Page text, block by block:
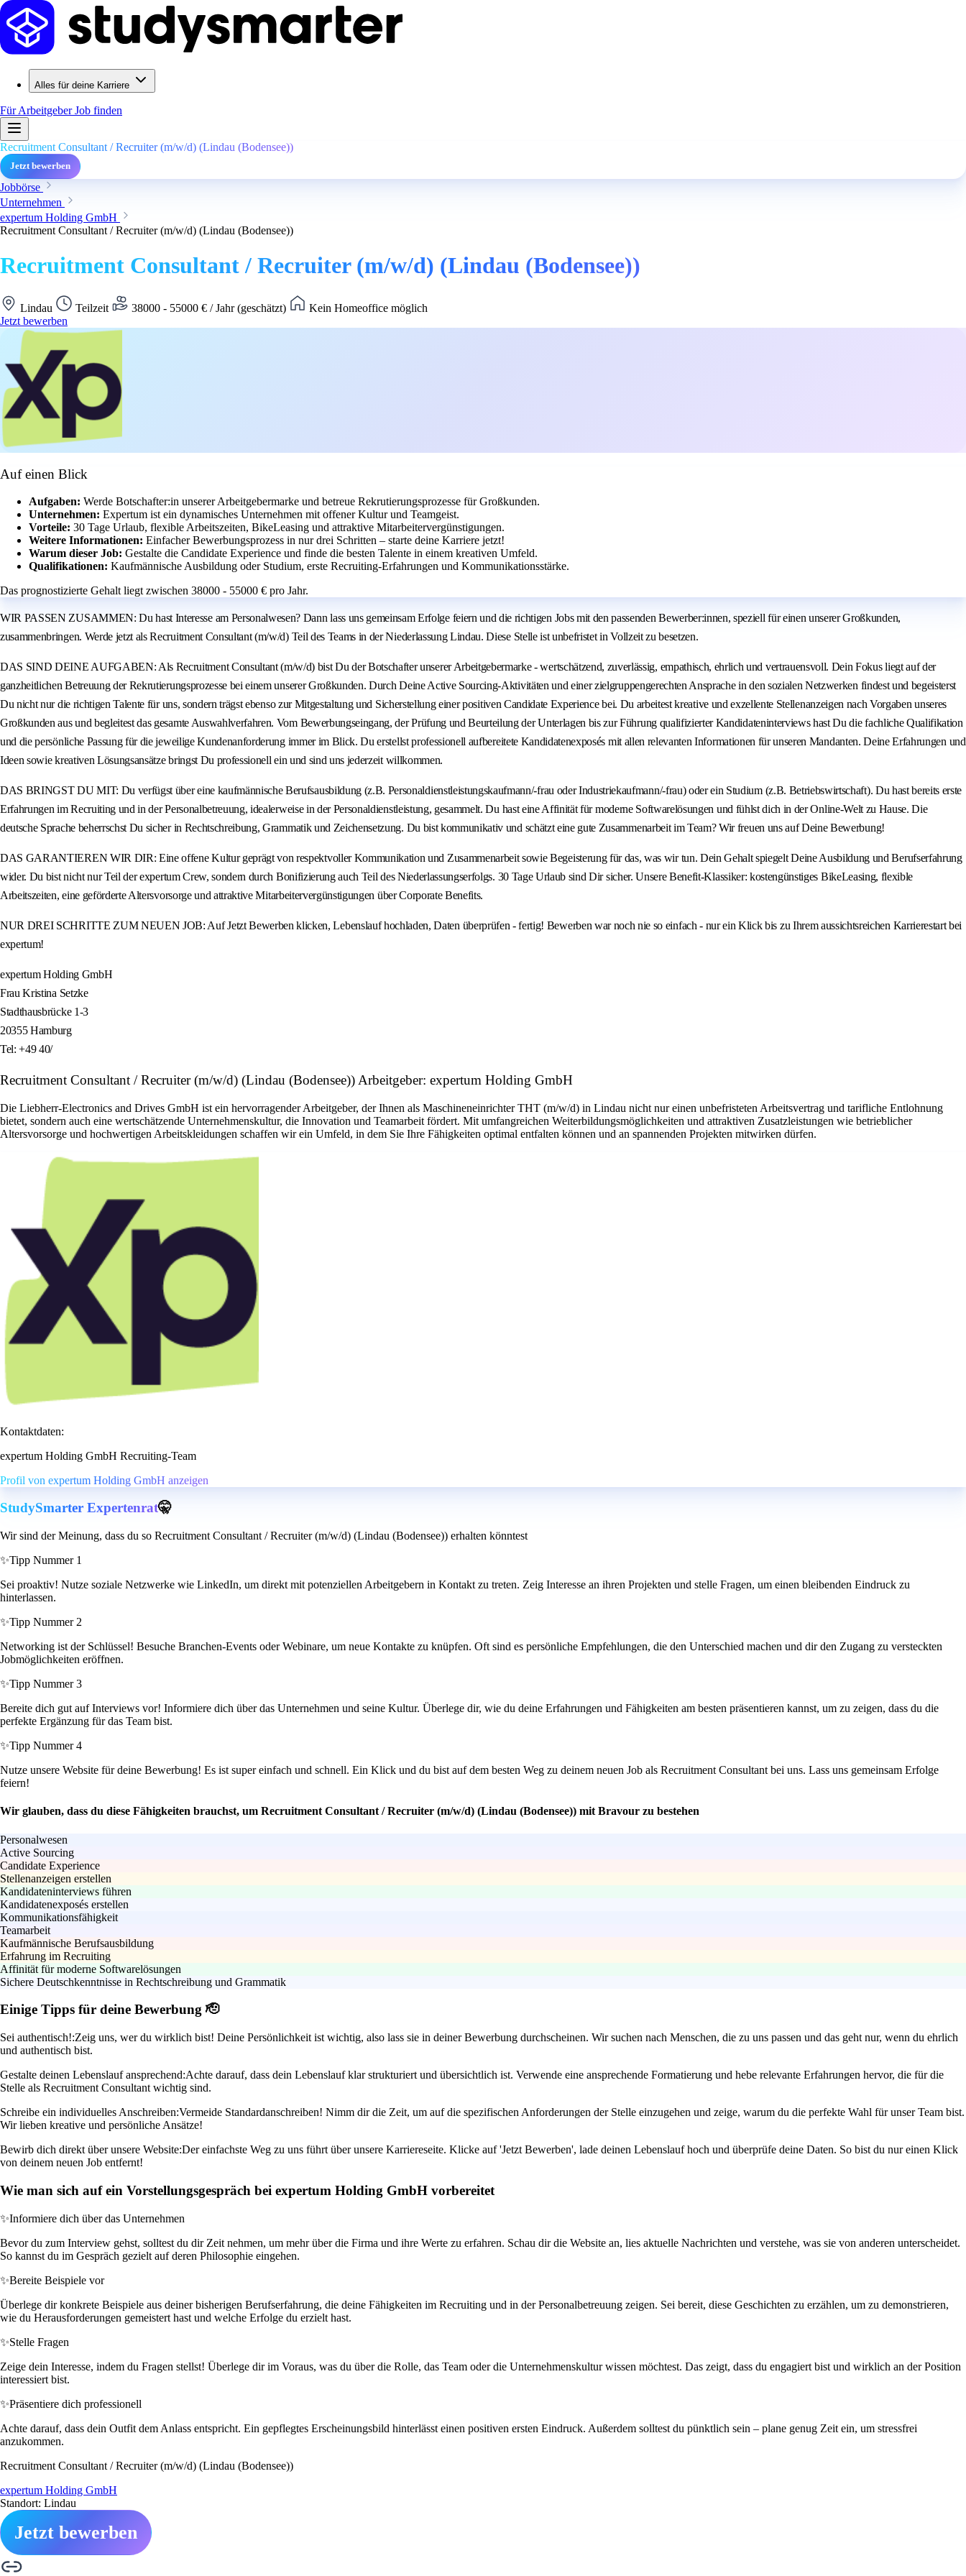
Alles für deine Karriere
Für ArbeitgeberJob finden
Recruitment Consultant / Recruiter (m/w/d) (Lindau (Bodensee))
Jetzt bewerben
Jobbörse
Unternehmen
expertum Holding GmbH
Recruitment Consultant / Recruiter (m/w/d) (Lindau (Bodensee))
Recruitment Consultant / Recruiter (m/w/d) (Lindau (Bodensee))
Lindau Teilzeit 38000 - 55000 € / Jahr (geschätzt)
Kein Homeoffice möglich
Jetzt bewerben
Auf einen Blick
Aufgaben: Werde Botschafter:in unserer Arbeitgebermarke und betreue Rekrutierungsprozesse für Großkunden.
Unternehmen: Expertum ist ein dynamisches Unternehmen mit offener Kultur und Teamgeist.
Vorteile: 30 Tage Urlaub, flexible Arbeitszeiten, BikeLeasing und attraktive Mitarbeitervergünstigungen.
Weitere Informationen: Einfacher Bewerbungsprozess in nur drei Schritten – starte deine Karriere jetzt!
Warum dieser Job: Gestalte die Candidate Experience und finde die besten Talente in einem kreativen Umfeld.
Qualifikationen: Kaufmännische Ausbildung oder Studium, erste Recruiting-Erfahrungen und Kommunikationsstärke.
Das prognostizierte Gehalt liegt zwischen 38000 - 55000 € pro Jahr.
WIR PASSEN ZUSAMMEN: Du hast Interesse am Personalwesen? Dann lass uns gemeinsam Erfolge feiern und die richtigen Jobs mit den passenden Bewerber:innen, speziell für einen unserer Großkunden,
zusammenbringen. Werde jetzt als Recruitment Consultant (m/w/d) Teil des Teams in der Niederlassung Lindau. Diese Stelle ist unbefristet in Vollzeit zu besetzen.
DAS SIND DEINE AUFGABEN: Als Recruitment Consultant (m/w/d) bist Du der Botschafter unserer Arbeitgebermarke - wertschätzend, zuverlässig, empathisch, ehrlich und vertrauensvoll. Dein Fokus liegt auf der
ganzheitlichen Betreuung der Rekrutierungsprozesse bei einem unserer Großkunden. Durch Deine Active Sourcing-Aktivitäten und einer zielgruppengerechten Ansprache in den sozialen Netzwerken findest und begeisterst
Du nicht nur die richtigen Talente für uns, sondern trägst ebenso zur Mitgestaltung und Sicherstellung einer positiven Candidate Experience bei. Du arbeitest kreative und exzellente Stellenanzeigen nach Vorgaben unseres
Großkunden aus und begleitest das gesamte Auswahlverfahren. Vom Bewerbungseingang, der Prüfung und Beurteilung der Unterlagen bis zur Führung qualifizierter Kandidateninterviews hast Du die fachliche Qualifikation
und die persönliche Passung für die jeweilige Kundenanforderung immer im Blick. Du erstellst professionell aufbereitete Kandidatenexposés mit allen relevanten Informationen für unseren Mandanten. Deine Erfahrungen und
Ideen sowie kreativen Lösungsansätze bringst Du professionell ein und sind uns jederzeit willkommen.
DAS BRINGST DU MIT: Du verfügst über eine kaufmännische Berufsausbildung (z.B. Personaldienstleistungskaufmann/-frau oder Industriekaufmann/-frau) oder ein Studium (z.B. Betriebswirtschaft). Du hast bereits erste
Erfahrungen im Recruiting und in der Personalbetreuung, idealerweise in der Personaldienstleistung, gesammelt. Du hast eine Affinität für moderne Softwarelösungen und fühlst dich in der Online-Welt zu Hause. Die
deutsche Sprache beherrschst Du sicher in Rechtschreibung, Grammatik und Zeichensetzung. Du bist kommunikativ und schätzt eine gute Zusammenarbeit im Team? Wir freuen uns auf Deine Bewerbung!
DAS GARANTIEREN WIR DIR: Eine offene Kultur geprägt von respektvoller Kommunikation und Zusammenarbeit sowie Begeisterung für das, was wir tun. Dein Gehalt spiegelt Deine Ausbildung und Berufserfahrung
wider. Du bist nicht nur Teil der expertum Crew, sondern durch Bonifizierung auch Teil des Niederlassungserfolgs. 30 Tage Urlaub sind Dir sicher. Unsere Benefit-Klassiker: kostengünstiges BikeLeasing, flexible
Arbeitszeiten, eine geförderte Altersvorsorge und attraktive Mitarbeitervergünstigungen über Corporate Benefits.
NUR DREI SCHRITTE ZUM NEUEN JOB: Auf Jetzt Bewerben klicken, Lebenslauf hochladen, Daten überprüfen - fertig! Bewerben war noch nie so einfach - nur ein Klick bis zu Ihrem aussichtsreichen Karrierestart bei
expertum!
expertum Holding GmbH
Frau Kristina Setzke
Stadthausbrücke 1-3
20355 Hamburg
Tel: +49 40/
Recruitment Consultant / Recruiter (m/w/d) (Lindau (Bodensee)) Arbeitgeber: expertum Holding GmbH
Die Liebherr-Electronics and Drives GmbH ist ein hervorragender Arbeitgeber, der Ihnen als Maschineneinrichter THT (m/w/d) in Lindau nicht nur einen unbefristeten Arbeitsvertrag und tarifliche Entlohnung
bietet, sondern auch eine wertschätzende Unternehmenskultur, die Innovation und Teamarbeit fördert. Mit umfangreichen Weiterbildungsmöglichkeiten und attraktiven Zusatzleistungen wie betrieblicher
Altersvorsorge und hochwertigen Arbeitskleidungen schaffen wir ein Umfeld, in dem Sie Ihre Fähigkeiten optimal entfalten können und an spannenden Projekten mitwirken dürfen.
Kontaktdaten:
expertum Holding GmbH Recruiting-Team
Profil von expertum Holding GmbH anzeigen
StudySmarter Expertenrat🤫
Wir sind der Meinung, dass du so Recruitment Consultant / Recruiter (m/w/d) (Lindau (Bodensee)) erhalten könntest
✨Tipp Nummer 1
Sei proaktiv! Nutze soziale Netzwerke wie LinkedIn, um direkt mit potenziellen Arbeitgebern in Kontakt zu treten. Zeig Interesse an ihren Projekten und stelle Fragen, um einen bleibenden Eindruck zu
hinterlassen.
✨Tipp Nummer 2
Networking ist der Schlüssel! Besuche Branchen-Events oder Webinare, um neue Kontakte zu knüpfen. Oft sind es persönliche Empfehlungen, die den Unterschied machen und dir den Zugang zu versteckten
Jobmöglichkeiten eröffnen.
✨Tipp Nummer 3
Bereite dich gut auf Interviews vor! Informiere dich über das Unternehmen und seine Kultur. Überlege dir, wie du deine Erfahrungen und Fähigkeiten am besten präsentieren kannst, um zu zeigen, dass du die
perfekte Ergänzung für das Team bist.
✨Tipp Nummer 4
Nutze unsere Website für deine Bewerbung! Es ist super einfach und schnell. Ein Klick und du bist auf dem besten Weg zu deinem neuen Job als Recruitment Consultant bei uns. Lass uns gemeinsam Erfolge
feiern!
Wir glauben, dass du diese Fähigkeiten brauchst, um Recruitment Consultant / Recruiter (m/w/d) (Lindau (Bodensee)) mit Bravour zu bestehen
Personalwesen
Active Sourcing
Candidate Experience
Stellenanzeigen erstellen
Kandidateninterviews führen
Kandidatenexposés erstellen
Kommunikationsfähigkeit
Teamarbeit
Kaufmännische Berufsausbildung
Erfahrung im Recruiting
Affinität für moderne Softwarelösungen
Sichere Deutschkenntnisse in Rechtschreibung und Grammatik
Einige Tipps für deine Bewerbung 🫡
Sei authentisch!:Zeig uns, wer du wirklich bist! Deine Persönlichkeit ist wichtig, also lass sie in deiner Bewerbung durchscheinen. Wir suchen nach Menschen, die zu uns passen und das geht nur, wenn du ehrlich
und authentisch bist.
Gestalte deinen Lebenslauf ansprechend:Achte darauf, dass dein Lebenslauf klar strukturiert und übersichtlich ist. Verwende eine ansprechende Formatierung und hebe relevante Erfahrungen hervor, die für die
Stelle als Recruitment Consultant wichtig sind.
Schreibe ein individuelles Anschreiben:Vermeide Standardanschreiben! Nimm dir die Zeit, um auf die spezifischen Anforderungen der Stelle einzugehen und zeige, warum du die perfekte Wahl für unser Team bist.
Wir lieben kreative und persönliche Ansätze!
Bewirb dich direkt über unsere Website:Der einfachste Weg zu uns führt über unsere Karriereseite. Klicke auf 'Jetzt Bewerben', lade deinen Lebenslauf hoch und überprüfe deine Daten. So bist du nur einen Klick
von deinem neuen Job entfernt!
Wie man sich auf ein Vorstellungsgespräch bei expertum Holding GmbH vorbereitet
✨Informiere dich über das Unternehmen
Bevor du zum Interview gehst, solltest du dir Zeit nehmen, um mehr über die Firma und ihre Werte zu erfahren. Schau dir die Website an, lies aktuelle Nachrichten und verstehe, was sie von anderen unterscheidet.
So kannst du im Gespräch gezielt auf deren Philosophie eingehen.
✨Bereite Beispiele vor
Überlege dir konkrete Beispiele aus deiner bisherigen Berufserfahrung, die deine Fähigkeiten im Recruiting und in der Personalbetreuung zeigen. Sei bereit, diese Geschichten zu erzählen, um zu demonstrieren,
wie du Herausforderungen gemeistert hast und welche Erfolge du erzielt hast.
✨Stelle Fragen
Zeige dein Interesse, indem du Fragen stellst! Überlege dir im Voraus, was du über die Rolle, das Team oder die Unternehmenskultur wissen möchtest. Das zeigt, dass du engagiert bist und wirklich an der Position
interessiert bist.
✨Präsentiere dich professionell
Achte darauf, dass dein Outfit dem Anlass entspricht. Ein gepflegtes Erscheinungsbild hinterlässt einen positiven ersten Eindruck. Außerdem solltest du pünktlich sein – plane genug Zeit ein, um stressfrei
anzukommen.
Recruitment Consultant / Recruiter (m/w/d) (Lindau (Bodensee))
expertum Holding GmbH
Standort: Lindau
Jetzt bewerben